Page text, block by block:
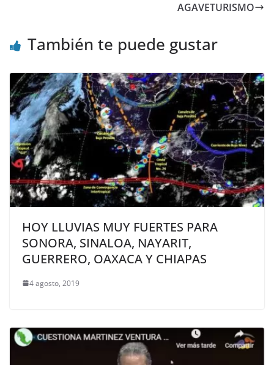
AGAVETURISMO
También te puede gustar
HOY LLUVIAS MUY FUERTES PARA
SONORA, SINALOA, NAYARIT,
GUERRERO, OAXACA Y CHIAPAS
4 agosto, 2019